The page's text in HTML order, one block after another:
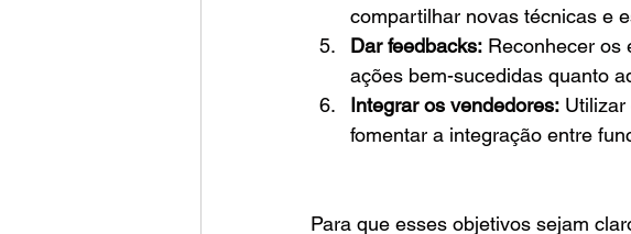
compartilhar novas técnicas e
Dar feedbacks: Reconhecer os
ações bem-sucedidas quanto
Integrar os vendedores:
fomentar a integração entre
Para que esses objetivos sejam